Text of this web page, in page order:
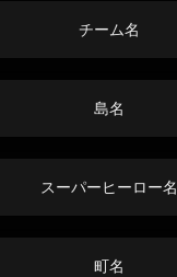
チーム名
島名
スーパーヒーロー名
町名